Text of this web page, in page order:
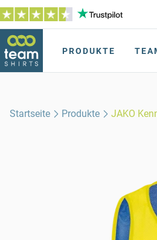
PRODUKTE
Startseite Produkte JAKO